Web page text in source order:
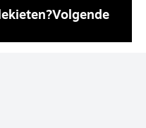
Volgende